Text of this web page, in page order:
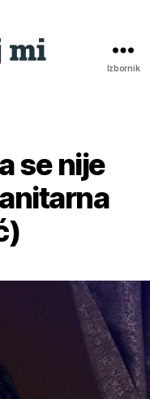
Izbornik
se nije